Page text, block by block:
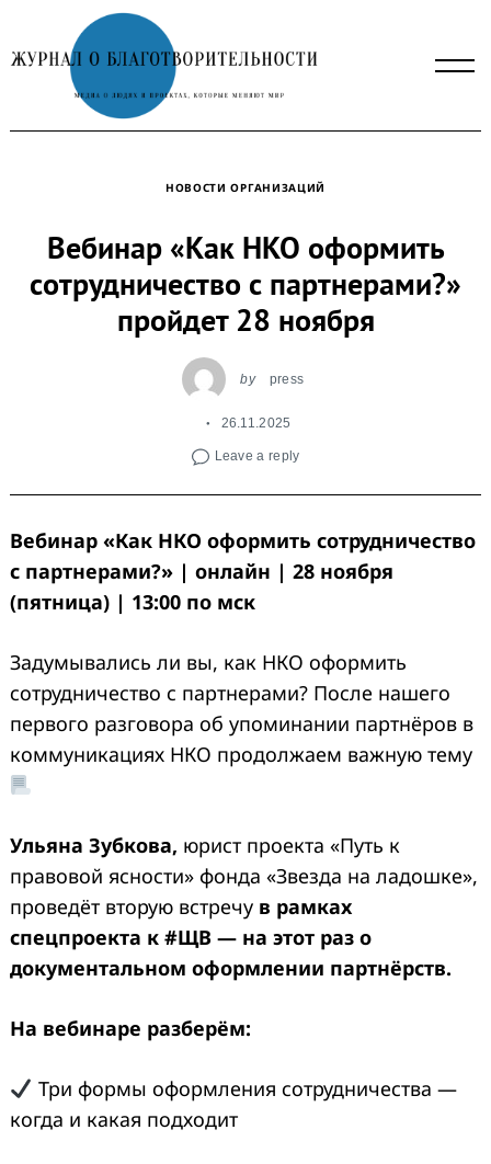
to
content
НОВОСТИ ОРГАНИЗАЦИЙ
Вебинар «Как НКО оформить
сотрудничество с партнерами?»
пройдет 28 ноября
by press
26.11.2025
Leave a reply
Вебинар «Как НКО оформить сотрудничество
с партнерами?» | онлайн | 28 ноября
(пятница) | 13:00 по мск
Задумывались ли вы, как НКО оформить
сотрудничество с партнерами? После нашего
первого разговора об упоминании партнёров в
коммуникациях НКО продолжаем важную тему
Ульяна Зубкова, юрист проекта «Путь к
правовой ясности» фонда «Звезда на ладошке»,
проведёт вторую встречу в рамках
спецпроекта к #ЩВ — на этот раз о
документальном оформлении партнёрств.
На вебинаре разберём:
Три формы оформления сотрудничества —
когда и какая подходит